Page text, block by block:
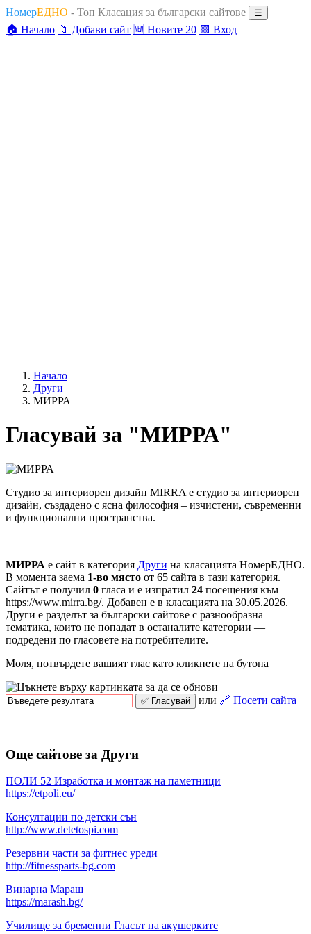
НомерЕДНО - Топ Класация за български сайтове ☰
🏠 Начало 📁 Добави сайт 🆕 Новите 20 🟩 Вход
Начало
Други
МИРРА
Гласувай за "МИРРА"
Студио за интериорен дизайн MIRRA е студио за интериорен
дизайн, създадено с ясна философия – изчистени, съвременни
и функционални пространства.
МИРРА е сайт в категория Други на класацията НомерЕДНО.
В момента заема 1-во място от 65 сайта в тази категория.
Сайтът е получил 0 гласа и е изпратил 24 посещения към
https://www.mirra.bg/. Добавен е в класацията на 30.05.2026.
Други е разделът за български сайтове с разнообразна
тематика, които не попадат в останалите категории —
подредени по гласовете на потребителите.
Моля, потвърдете вашият глас като кликнете на бутона
или 🔗 Посети сайта
Още сайтове за Други
ПОЛИ 52 Изработка и монтаж на паметници
https://etpoli.eu/
Консултации по детски сън
http://www.detetospi.com
Резервни части за фитнес уреди
http://fitnessparts-bg.com
Винарна Мараш
https://marash.bg/
Училище за бременни Гласът на акушерките